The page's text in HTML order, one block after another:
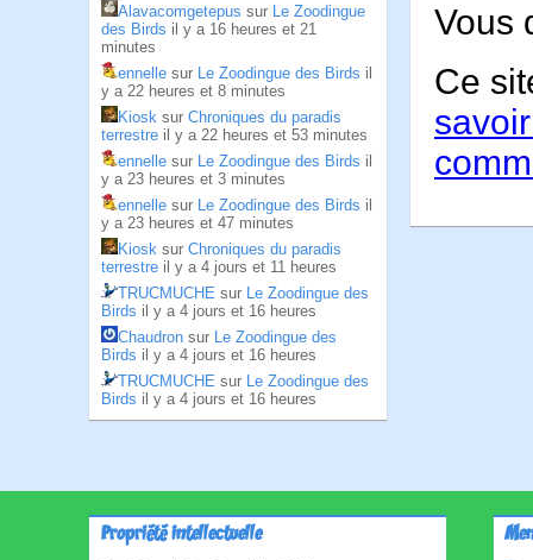
Alavacomgetepus sur Le Zoodingue
des Birds il y a 16 heures et 21
minutes
ennelle sur Le Zoodingue des Birds il
y a 22 heures et 8 minutes
Kiosk sur Chroniques du paradis
terrestre il y a 22 heures et 53 minutes
ennelle sur Le Zoodingue des Birds il
y a 23 heures et 3 minutes
ennelle sur Le Zoodingue des Birds il
y a 23 heures et 47 minutes
Kiosk sur Chroniques du paradis
terrestre il y a 4 jours et 11 heures
TRUCMUCHE sur Le Zoodingue des
Birds il y a 4 jours et 16 heures
Chaudron sur Le Zoodingue des
Birds il y a 4 jours et 16 heures
TRUCMUCHE sur Le Zoodingue des
Birds il y a 4 jours et 16 heures
Vous
Ce
Propriété intellectuelle